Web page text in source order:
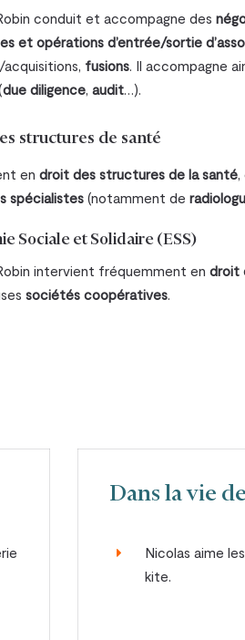
conduit et accompagne des
et opérations d’entrée/sortie
fusions. Il accompagne
due diligence,audit…).
structures de santé
endroit des structures de la santé,
spécialistes(notamment de
Sociale et Solidaire (ESS)
intervient fréquemment endroit
sociétés coopératives.
Dans la vie
Nicolas aime
kite.